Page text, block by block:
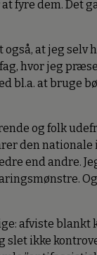
fyre dem. Det
at jeg selv
hvor jeg
bl.a. at bruge
og folk
den
end andre.
afviste blankt
ikke